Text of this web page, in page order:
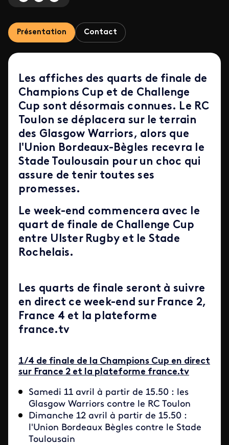
Présentation Contact
Les affiches des quarts de finale de
Champions Cup et de Challenge
Cup sont désormais connues. Le RC
Toulon se déplacera sur le terrain
des Glasgow Warriors, alors que
l'Union Bordeaux-Bègles recevra le
Stade Toulousain pour un choc qui
assure de tenir toutes ses
promesses.
Le week-end commencera avec le
quart de finale de Challenge Cup
entre Ulster Rugby et le Stade
Rochelais.
Les quarts de finale seront à suivre
en direct ce week-end sur France 2,
France 4 et la plateforme
france.tv
1/4 de finale de la Champions Cup en direct
sur France 2 et la plateforme france.tv
Samedi 11 avril à partir de 15.50 : les
Glasgow Warriors contre le RC Toulon
Dimanche 12 avril à partir de 15.50 :
l'Union Bordeaux Bègles contre le Stade
Toulousain